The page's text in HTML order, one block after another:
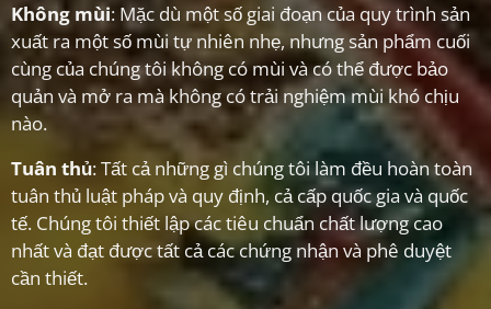
Không mùi: Mặc dù một số giai đoạn của quy trình sản
xuất ra một số mùi tự nhiên nhẹ, nhưng sản phẩm cuối
cùng của chúng tôi không có mùi và có thể được bảo
quản và mở ra mà không có trải nghiệm mùi khó chịu
nào.
Tuân thủ: Tất cả những gì chúng tôi làm đều hoàn toàn
tuân thủ luật pháp và quy định, cả cấp quốc gia và quốc
tế. Chúng tôi thiết lập các tiêu chuẩn chất lượng cao
nhất và đạt được tất cả các chứng nhận và phê duyệt
cần thiết.